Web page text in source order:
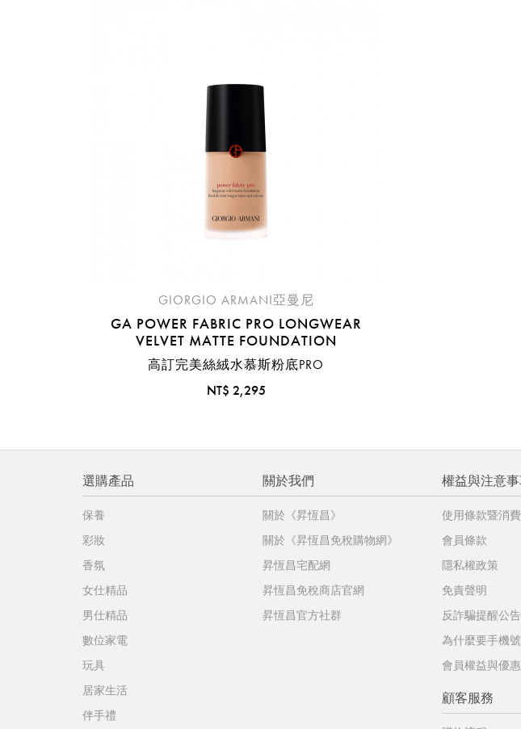
GIORGIO ARMANI亞曼尼
GA POWER FABRIC PRO LONGWEAR
VELVET MATTE FOUNDATION
高訂完美絲絨水慕斯粉底PRO
NT$ 2,295
選購產品
保養
彩妝
香氛
女仕精品
男仕精品
數位家電
玩具
居家生活
伴手禮
關於我們
關於《昇恆昌》
關於《昇恆昌免稅購物網》
昇恆昌宅配網
昇恆昌免稅商店官網
昇恆昌官方社群
權益與注意
使用條款暨消
會員條款
隱私權政策
免責聲明
反詐騙提醒公告
為什麼要手機
會員權益與優惠
顧客服務